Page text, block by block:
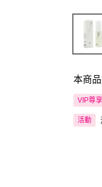
本商
VIP尊享
活動